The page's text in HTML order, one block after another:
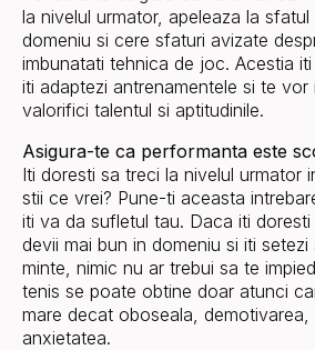
la nivelul urmator, apeleaza la
domeniu si cere sfaturi avizate
imbunatati tehnica de joc. Acestia
iti adaptezi antrenamentele si te vor
valorifici talentul si aptitudinile.
Asigura-te ca performanta este
Iti doresti sa treci la nivelul urmator
stii ce vrei? Pune-ti aceasta
iti va da sufletul tau. Daca iti
devii mai bun in domeniu si iti
minte, nimic nu ar trebui sa te
tenis se poate obtine doar atunci
mare decat oboseala, demotivarea,
anxietatea.